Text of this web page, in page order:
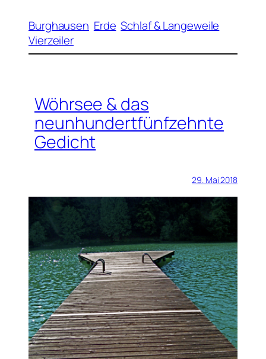
Burghausen Erde Schlaf & Langeweile
Vierzeiler
Wöhrsee & das
neunhundertfünfzehnte
Gedicht
29. Mai 2018